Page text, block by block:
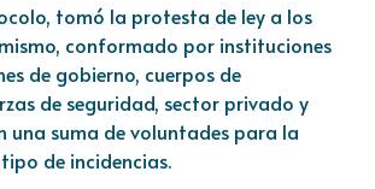
tomó la protesta de ley a los
conformado por instituciones
de gobierno, cuerpos de
de seguridad, sector privado y
una suma de voluntades para la
de incidencias.